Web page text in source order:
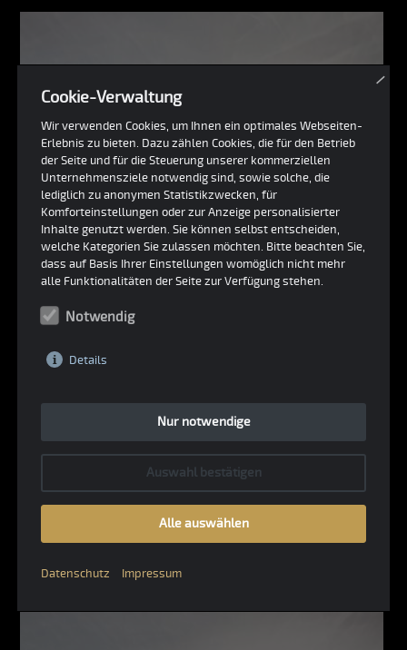
Cookie-Verwaltung
×
Wir verwenden Cookies, um Ihnen ein optimales Webseiten-
Erlebnis zu bieten. Dazu zählen Cookies, die für den Betrieb
der Seite und für die Steuerung unserer kommerziellen
Unternehmensziele notwendig sind, sowie solche, die
lediglich zu anonymen Statistikzwecken, für
Komforteinstellungen oder zur Anzeige personalisierter
Inhalte genutzt werden. Sie können selbst entscheiden,
welche Kategorien Sie zulassen möchten. Bitte beachten Sie,
dass auf Basis Ihrer Einstellungen womöglich nicht mehr
alle Funktionalitäten der Seite zur Verfügung stehen.
Notwendig
Details
Nur notwendige
Auswahl bestätigen
Alle auswählen
Datenschutz Impressum